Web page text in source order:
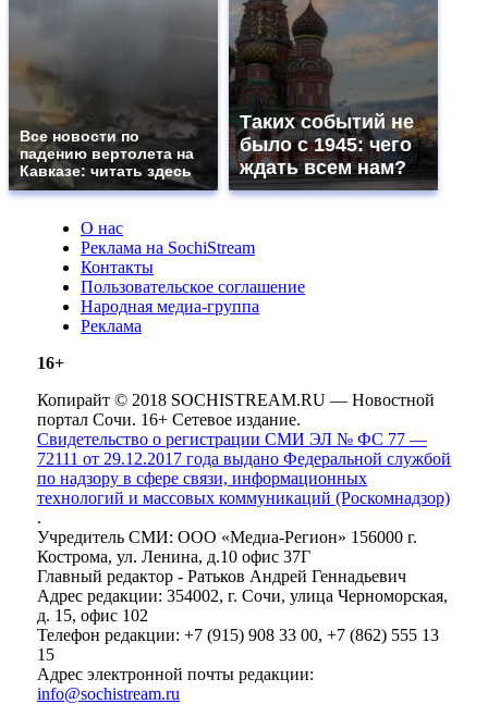
Все новости по
падению вертолета на
Кавказе: читать здесь
Таких событий не
было с 1945: чего
ждать всем нам?
О нас
Реклама на SochiStream
Контакты
Пользовательское соглашение
Народная медиа-группа
Реклама
16+
Копирайт © 2018 SOCHISTREAM.RU — Новостной
портал Сочи. 16+ Сетевое издание.
Свидетельство о регистрации СМИ ЭЛ № ФС 77 —
72111 от 29.12.2017 года выдано Федеральной службой
по надзору в сфере связи, информационных
технологий и массовых коммуникаций (Роскомнадзор)
.
Учредитель СМИ: ООО «Медиа-Регион» 156000 г.
Кострома, ул. Ленина, д.10 офис 37Г
Главный редактор - Ратьков Андрей Геннадьевич
Адрес редакции: 354002, г. Сочи, улица Черноморская,
д. 15, офис 102
Телефон редакции: +7 (915) 908 33 00, +7 (862) 555 13
15
Адрес электронной почты редакции:
info@sochistream.ru